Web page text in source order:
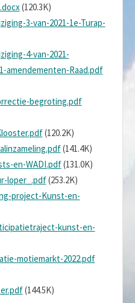
(120.3K)
3-van-2021-1e-Turap-
4-van-2021-
amendementen-Raad.pdf
begroting.pdf
(120.2K)
(141.4K)
en-WADI.pdf(131.0K)
loper_.pdf(253.2K)
project-Kunst-en-
kunst-en-
motiemarkt-2022.pdf
(144.5K)